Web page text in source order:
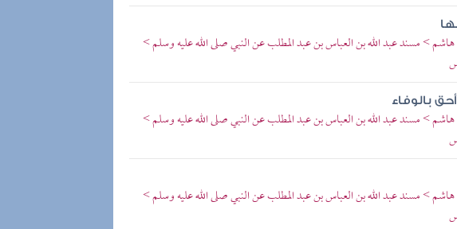
> مسند عبد الله بن العباس بن عبد المطلب عن النبي صلى الله عليه وسلم >
بالوفاء
> مسند عبد الله بن العباس بن عبد المطلب عن النبي صلى الله عليه وسلم >
> مسند عبد الله بن العباس بن عبد المطلب عن النبي صلى الله عليه وسلم >